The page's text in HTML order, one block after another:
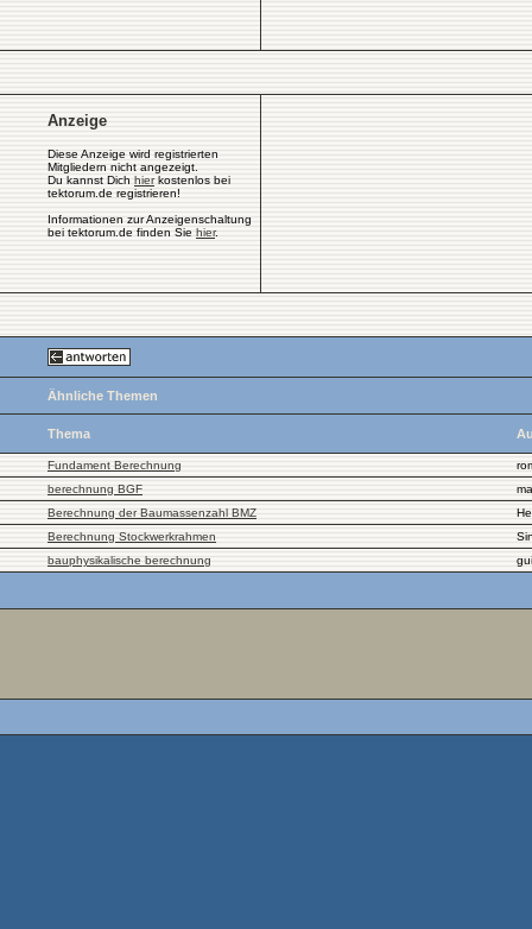
Anzeige
Diese Anzeige wird registrierten
Mitgliedern nicht angezeigt.
Du kannst Dich hierkostenlos bei
tektorum.de registrieren!
Informationen zur Anzeigenschaltung
bei tektorum.de finden Sie hier.
Ähnliche Themen
Thema
Fundament Berechnung
berechnung BGF
Berechnung der Baumassenzahl BMZ
Berechnung Stockwerkrahmen
bauphysikalische berechnung